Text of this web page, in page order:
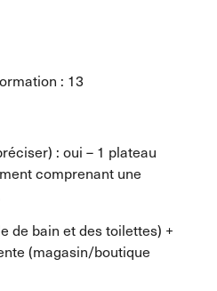
: 13
: oui – 1 plateau
comprenant une
de bain et des toilettes) +
(magasin/boutique